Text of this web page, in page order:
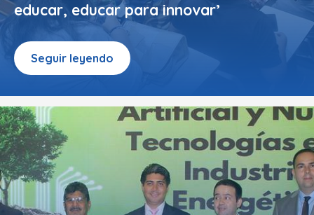
educar, educar para innovar’
Seguir leyendo